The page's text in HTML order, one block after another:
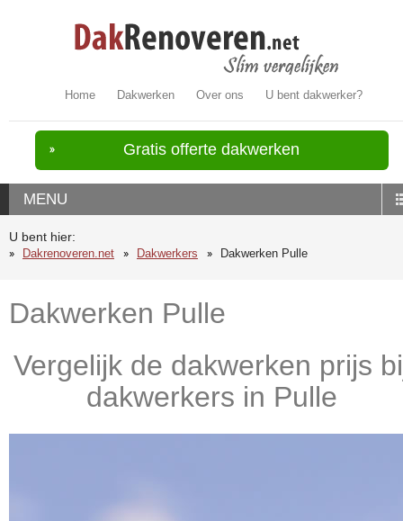
Home Dakwerken Over ons U bent dakwerker?
Gratis offerte dakwerken
MENU
U bent hier:
Dakrenoveren.net
Dakwerkers Dakwerken Pulle
Dakwerken Pulle
Vergelijk de dakwerken prijs
dakwerkers in Pulle